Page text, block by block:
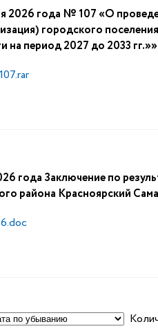
года № 107 «О
городского
на период 2027 до 2033 гг.»»
Заключение по
района Красноярский